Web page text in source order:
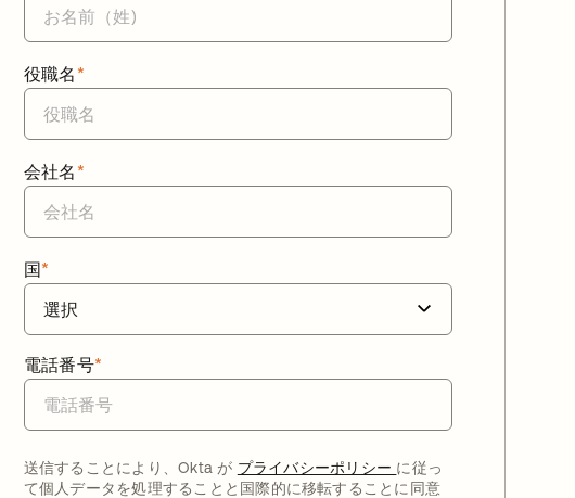
*
役職名
*
会社名
*
国
*
電話番号
送信することにより、Okta が プライバシーポリシー に従っ
て個人データを処理することと国際的に移転することに同意